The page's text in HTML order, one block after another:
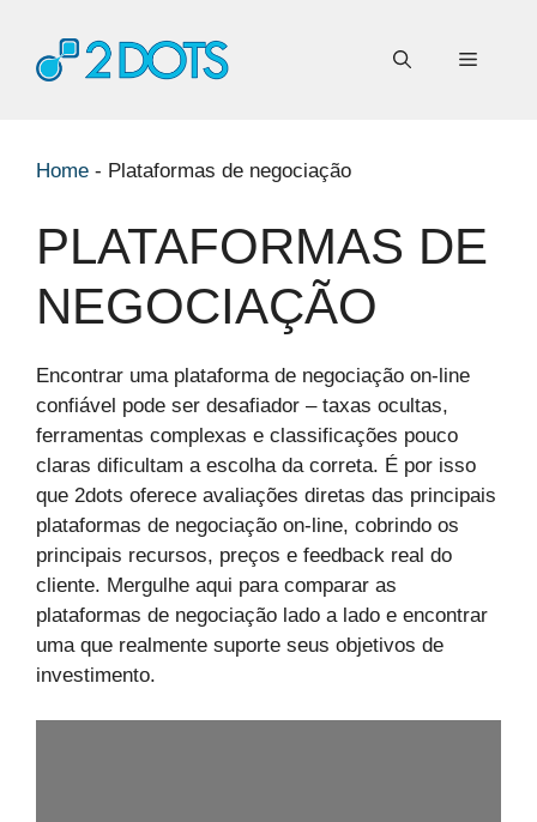
Menu
Home - Plataformas de negociação
PLATAFORMAS DE
NEGOCIAÇÃO
Encontrar uma plataforma de negociação on-line
confiável pode ser desafiador – taxas ocultas,
ferramentas complexas e classificações pouco
claras dificultam a escolha da correta. É por isso
que 2dots oferece avaliações diretas das principais
plataformas de negociação on-line, cobrindo os
principais recursos, preços e feedback real do
cliente. Mergulhe aqui para comparar as
plataformas de negociação lado a lado e encontrar
uma que realmente suporte seus objetivos de
investimento.